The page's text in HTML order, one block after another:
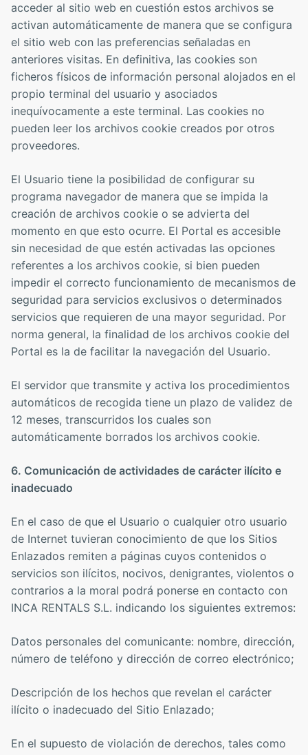
acceder al sitio web en cuestión estos archivos se
activan automáticamente de manera que se configura
el sitio web con las preferencias señaladas en
anteriores visitas. En definitiva, las cookies son
ficheros físicos de información personal alojados en el
propio terminal del usuario y asociados
inequívocamente a este terminal. Las cookies no
pueden leer los archivos cookie creados por otros
proveedores.
El Usuario tiene la posibilidad de configurar su
programa navegador de manera que se impida la
creación de archivos cookie o se advierta del
momento en que esto ocurre. El Portal es accesible
sin necesidad de que estén activadas las opciones
referentes a los archivos cookie, si bien pueden
impedir el correcto funcionamiento de mecanismos de
seguridad para servicios exclusivos o determinados
servicios que requieren de una mayor seguridad. Por
norma general, la finalidad de los archivos cookie del
Portal es la de facilitar la navegación del Usuario.
El servidor que transmite y activa los procedimientos
automáticos de recogida tiene un plazo de validez de
12 meses, transcurridos los cuales son
automáticamente borrados los archivos cookie.
6. Comunicación de actividades de carácter ilícito e
inadecuado
En el caso de que el Usuario o cualquier otro usuario
de Internet tuvieran conocimiento de que los Sitios
Enlazados remiten a páginas cuyos contenidos o
servicios son ilícitos, nocivos, denigrantes, violentos o
contrarios a la moral podrá ponerse en contacto con
INCA RENTALS S.L. indicando los siguientes extremos:
Datos personales del comunicante: nombre, dirección,
número de teléfono y dirección de correo electrónico;
Descripción de los hechos que revelan el carácter
ilícito o inadecuado del Sitio Enlazado;
En el supuesto de violación de derechos, tales como